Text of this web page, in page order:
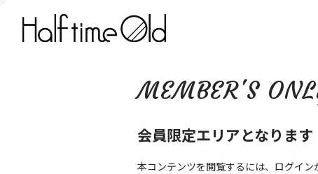
MEMBER'S
会員限定エリアとなります
本コンテンツを閲覧するには、ログイン